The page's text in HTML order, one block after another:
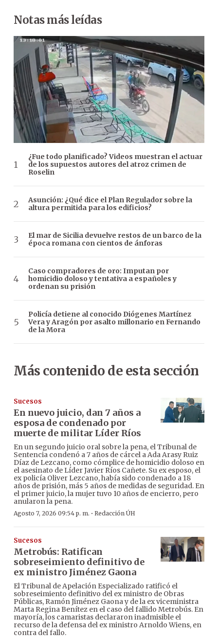
Notas más leídas
¿Fue todo planificado? Videos muestran el actuar
de los supuestos autores del atroz crimen de
Roselin
Asunción: ¿Qué dice el Plan Regulador sobre la
altura permitida para los edificios?
El mar de Sicilia devuelve restos de un barco de la
época romana con cientos de ánforas
Caso compradores de oro: Imputan por
homicidio doloso y tentativa a españoles y
ordenan su prisión
Policía detiene al conocido Diógenes Martínez
Vera y Aragón por asalto millonario en Fernando
de la Mora
Más contenido de esta sección
Sucesos
En nuevo juicio, dan 7 años a
esposa de condenado por
muerte de militar Líder Ríos
En un segundo juicio oral sobre la pena, el Tribunal de
Sentencia condenó a 7 años de cárcel a Ada Arasy Ruiz
Díaz de Lezcano, como cómplice de homicidio doloso en
el asesinato de Líder Javier Ríos Cañete. Su ex esposo, el
ex policía Oliver Lezcano, había sido condenado a 18
años de prisión, más 5 años de medidas de seguridad. En
el primer juicio, la mujer tuvo 10 años de encierro, pero
anularon la pena.
Agosto 7, 2026 09:54 p. m. · Redacción ÚH
Sucesos
Metrobús: Ratifican
sobreseimiento definitivo de
ex ministro Jiménez Gaona
El Tribunal de Apelación Especializado ratificó el
sobreseimiento definitivo del ex ministro de Obras
Públicas, Ramón Jiménez Gaona y de la ex viceministra
Marta Regina Benítez en el caso del fallido Metrobús. En
mayoría, los camaristas declararon inadmisible el
recurso de la defensa del ex ministro Arnoldo Wiens, en
contra del fallo.